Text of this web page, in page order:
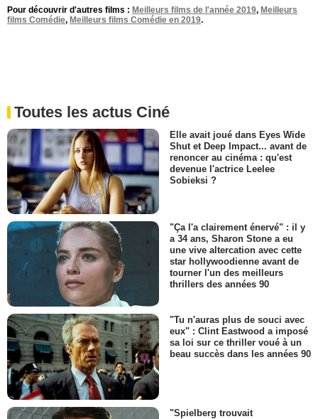
Pour découvrir d'autres films : Meilleurs films de l'année 2019, Meilleurs
films Comédie, Meilleurs films Comédie en 2019.
Toutes les actus Ciné
Elle avait joué dans Eyes Wide
Shut et Deep Impact... avant de
renoncer au cinéma : qu'est
devenue l'actrice Leelee
Sobieksi ?
"Ça l'a clairement énervé" : il y
a 34 ans, Sharon Stone a eu
une vive altercation avec cette
star hollywoodienne avant de
tourner l'un des meilleurs
thrillers des années 90
"Tu n'auras plus de souci avec
eux" : Clint Eastwood a imposé
sa loi sur ce thriller voué à un
beau succès dans les années 90
"Spielberg trouvait